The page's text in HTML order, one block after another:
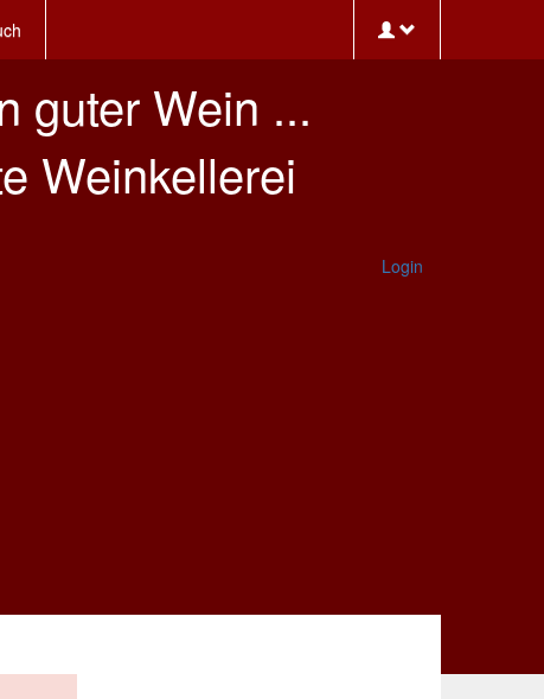
guter Wein ...
Weinkellerei
Login